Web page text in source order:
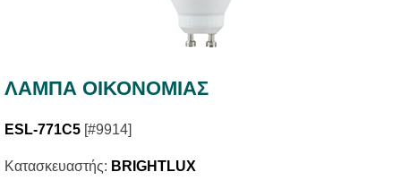
ΛΑΜΠΑ ΟΙΚΟΝΟΜΙΑΣ
ESL-771C5 [#9914]
Κατασκευαστής: BRIGHTLUX